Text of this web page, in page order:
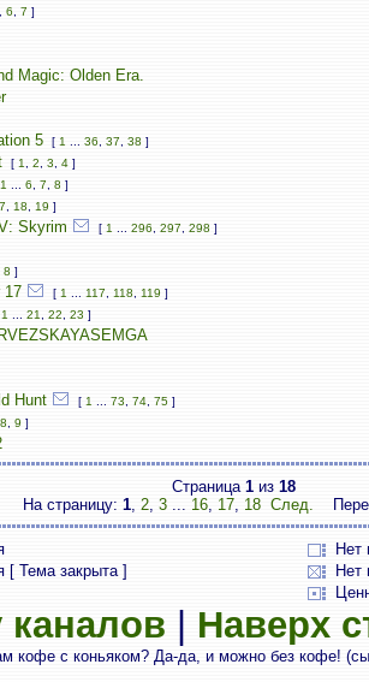
6 7 ]
Magic: Olden Era.
5
[ 1 36 37 38 ]
[ 1 2 3 4 ]
1 6 7 8 ]
18 19 ]
Skyrim [ 1 296 297 298 ]
8 ]
17 [ 1 117 118 119 ]
1 21 22 23 ]
Hunt
[ 1 73 74 75 ]
8 9 ]
Страница 1из 18
На страницу: 1, 2, 3 ... 16, 17, 18 След.
Нет
[ Тема закрыта ]
Нет
каналов Наверх
кофе с коньяком? Да-да, и можно без кофе!